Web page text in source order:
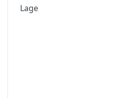
Lage